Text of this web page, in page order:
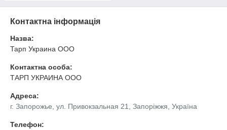
Контактна інформація
Назва:
Тарп Украина ООО
Контактна особа:
ТАРП УКРАИНА OOO
Адреса:
г. Запорожье, ул. Привокзальная 21, Запоріжжя, Україна
Телефон: